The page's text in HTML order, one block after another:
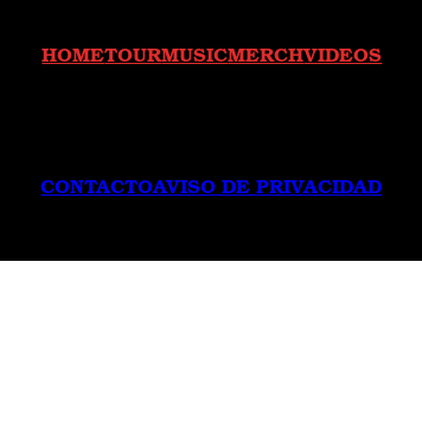
HOMETOURMUSICMERCHVIDEOS
CONTACTOAVISO DE PRIVACIDAD